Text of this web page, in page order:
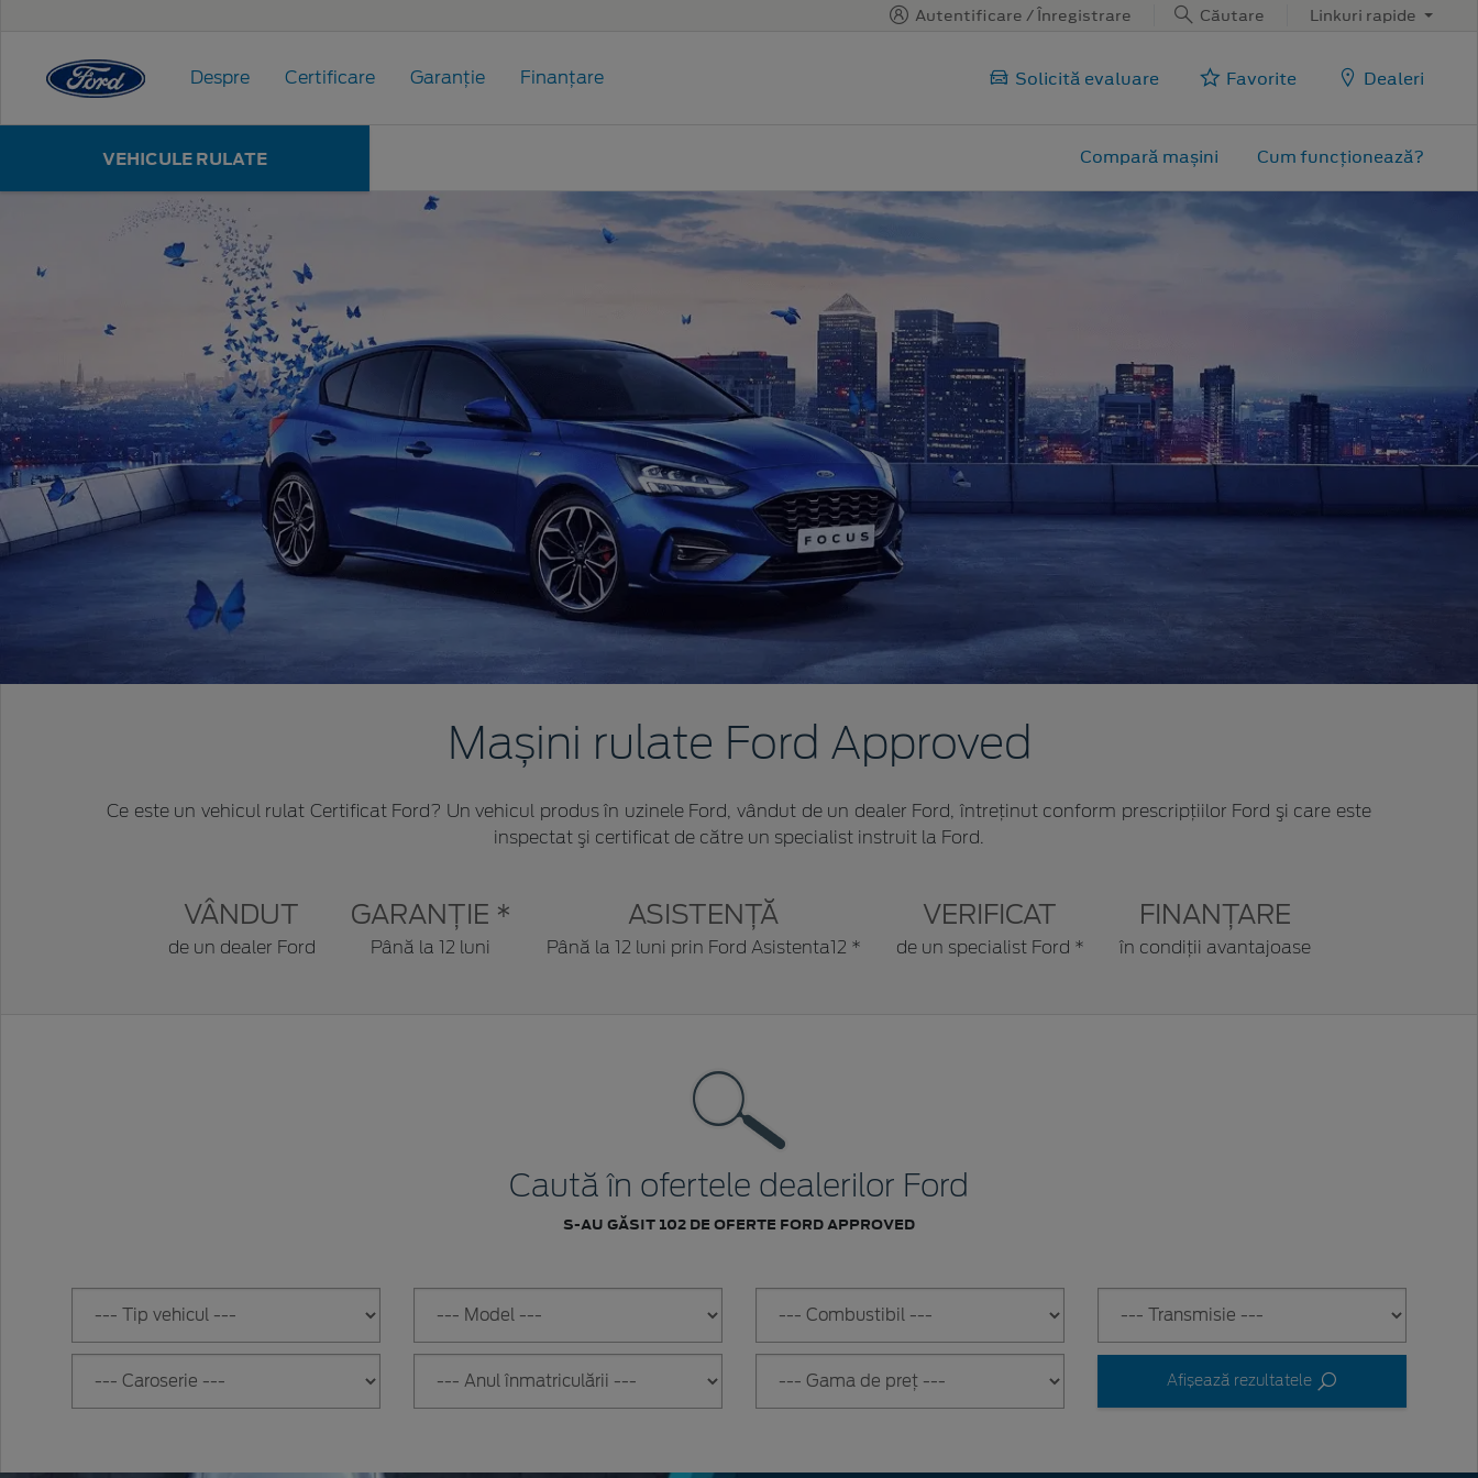
Autentificare / Înregistrare Căutare Linkuri rapide
Despre Certificare Garanție Finanțare Solicită evaluare Favorite Dealeri
VEHICULE RULATE Compară mașini Cum funcționează?
Mașini rulate Ford Approved
Ce este un vehicul rulat Certificat Ford? Un vehicul produs în uzinele Ford, vândut de un dealer Ford, întreţinut conform prescripţiilor Ford şi care este
inspectat şi certificat de către un specialist instruit la Ford.
VÂNDUT
de un dealer Ford
GARANȚIE *
Până la 12 luni
ASISTENȚĂ
Până la 12 luni prin Ford Asistenta12 *
VERIFICAT
de un specialist Ford *
FINANȚARE
în condiții avantajoase
Caută în ofertele dealerilor Ford
S-AU GĂSIT 102 DE OFERTE FORD APPROVED
Afișează rezultatele